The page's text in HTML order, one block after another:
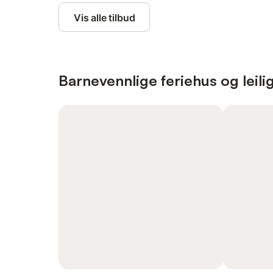
Vis alle tilbud
Barnevennlige feriehus og